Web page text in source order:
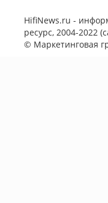
HifiNews.ru -
ресурс, 2004-2022
© Маркетинговая